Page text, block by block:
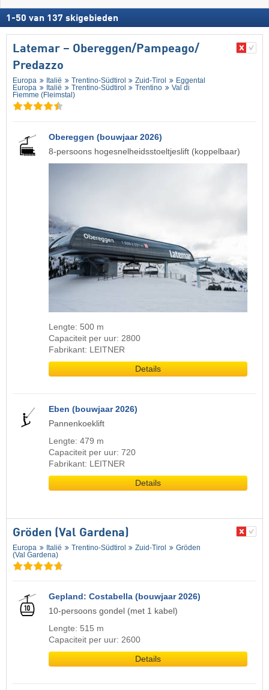
1 -50 van 137 skigebieden
Latemar – Obereggen/​Pampeago/​
Predazzo
Europa Italië Trentino-Südtirol Zuid-Tirol
Eggental
Europa
Italië Trentino-Südtirol Trentino
Val di
Fiemme (Fleimstal)
Obereggen (bouwjaar 2026)
8-persoons hogesnelheidsstoeltjeslift (koppelbaar)
Lengte: 500 m
Capaciteit per uur: 2800
Fabrikant: LEITNER
Details
Eben (bouwjaar 2026)
Pannenkoeklift
Lengte: 479 m
Capaciteit per uur: 720
Fabrikant: LEITNER
Details
Gröden (Val Gardena)
Europa Italië Trentino-Südtirol Zuid-Tirol
Gröden
(Val Gardena)
Gepland: Costabella (bouwjaar 2026)
10-persoons gondel (met 1 kabel)
Lengte: 515 m
Capaciteit per uur: 2600
Details